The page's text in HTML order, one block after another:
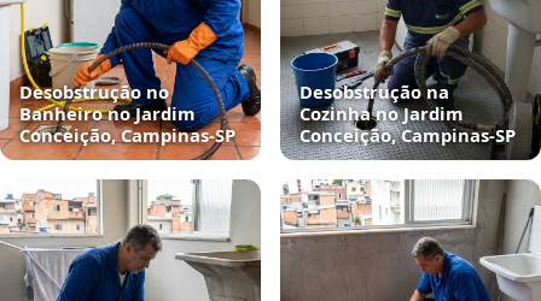
Desobstrução no
Banheiro no Jardim
Conceição, Campinas‑SP
Desobstrução na
Cozinha no Jardim
Conceição, Campinas‑SP